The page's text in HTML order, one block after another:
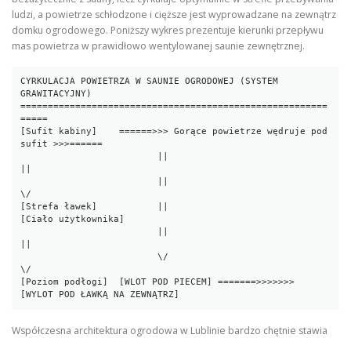
ludzi, a powietrze schłodzone i cięższe jest wyprowadzane na zewnątrz
domku ogrodowego. Poniższy wykres prezentuje kierunki przepływu
mas powietrza w prawidłowo wentylowanej saunie zewnętrznej.
CYRKULACJA POWIETRZA W SAUNIE OGRODOWEJ (SYSTEM
GRAWITACYJNY)
========================================================
=====
[Sufit kabiny]    ======>>> Gorące powietrze wędruje pod
sufit >>>======
\/
[Strefa ławek]           ||
[Ciało użytkownika]
                         \/
\/
[Poziom podłogi]  [WLOT POD PIECEM] =======>>>>>>>
Współczesna architektura ogrodowa w Lublinie bardzo chętnie stawia